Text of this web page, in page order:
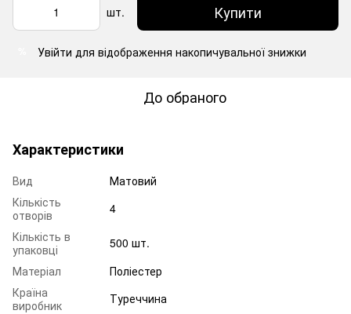
шт. Купити
Увійти для відображення накопичувальної знижки
До обраного
Характеристики
Вид
Матовий
Кількість
отворів
4
Кількість в
упаковці
500 шт.
Матеріал
Поліестер
Країна
виробник
Туреччина